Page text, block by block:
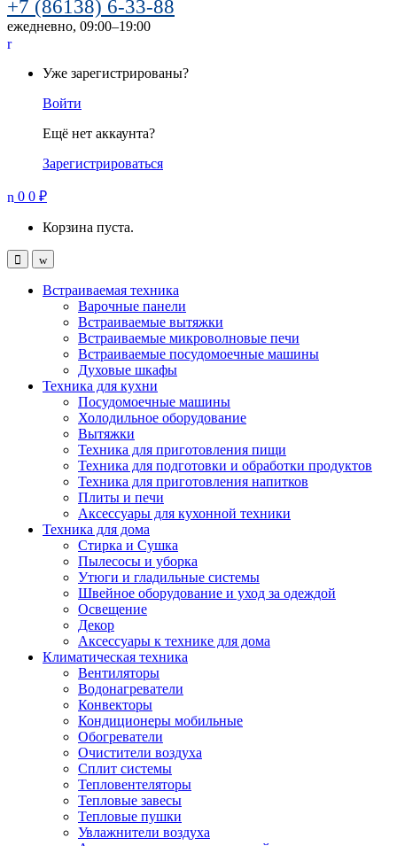
+7 (86138) 6-33-88
ежедневно, 09:00–19:00
Уже зарегистрированы?
Войти
Ещё нет аккаунта?
Зарегистрироваться
0 0 ₽
Корзина пуста.
Встраиваемая техника
Варочные панели
Встраиваемые вытяжки
Встраиваемые микроволновые печи
Встраиваемые посудомоечные машины
Духовые шкафы
Техника для кухни
Посудомоечные машины
Холодильное оборудование
Вытяжки
Техника для приготовления пищи
Техника для подготовки и обработки продуктов
Техника для приготовления напитков
Плиты и печи
Аксессуары для кухонной техники
Техника для дома
Стирка и Сушка
Пылесосы и уборка
Утюги и гладильные системы
Швейное оборудование и уход за одеждой
Освещение
Декор
Аксессуары к технике для дома
Климатическая техника
Вентиляторы
Водонагреватели
Конвекторы
Кондиционеры мобильные
Обогреватели
Очистители воздуха
Сплит системы
Тепловентеляторы
Тепловые завесы
Тепловые пушки
Увлажнители воздуха